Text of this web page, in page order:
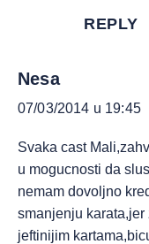
REPLY
Nesa
07/03/2014 u 19:45
Svaka cast
u mogucnosti da
nemam dovoljno
smanjenju
jeftinijim